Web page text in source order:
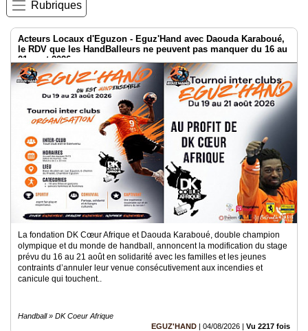
Rubriques
Acteurs Locaux d'Eguzon - Eguz'Hand avec Daouda Karaboué,
le RDV que les HandBalleurs ne peuvent pas manquer du 16 au
21 aout 2026
La fondation DK Cœur Afrique et Daouda Karaboué, double champion
olympique et du monde de handball, annoncent la modification du stage
prévu du 16 au 21 août en solidarité avec les familles et les jeunes
contraints d’annuler leur venue consécutivement aux incendies et
canicule qui touchent..
Handball » DK Coeur Afrique
EGUZ'HAND | 04/08/2026 | Vu 2217 fois